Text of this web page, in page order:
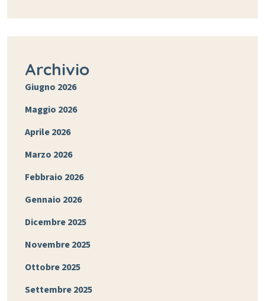
Archivio
Giugno 2026
Maggio 2026
Aprile 2026
Marzo 2026
Febbraio 2026
Gennaio 2026
Dicembre 2025
Novembre 2025
Ottobre 2025
Settembre 2025